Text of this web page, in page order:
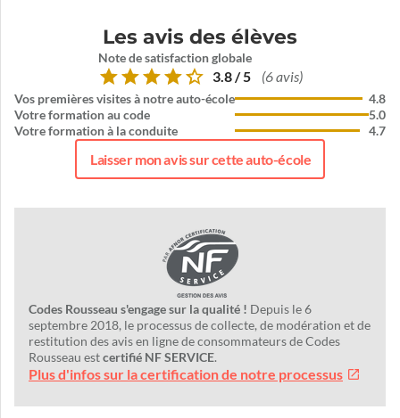
Les avis des élèves
Note de satisfaction globale
3.8 / 5 (6 avis)
Vos premières visites à notre auto-école
Votre formation au code
Votre formation à la conduite
4.8
5.0
4.7
Laisser mon avis sur cette auto-école
Codes Rousseau s'engage sur la qualité ! Depuis le 6
septembre 2018, le processus de collecte, de modération et de
restitution des avis en ligne de consommateurs de Codes
Rousseau estcertifié NF SERVICE.
Plus d'infos sur la certification de notre processus